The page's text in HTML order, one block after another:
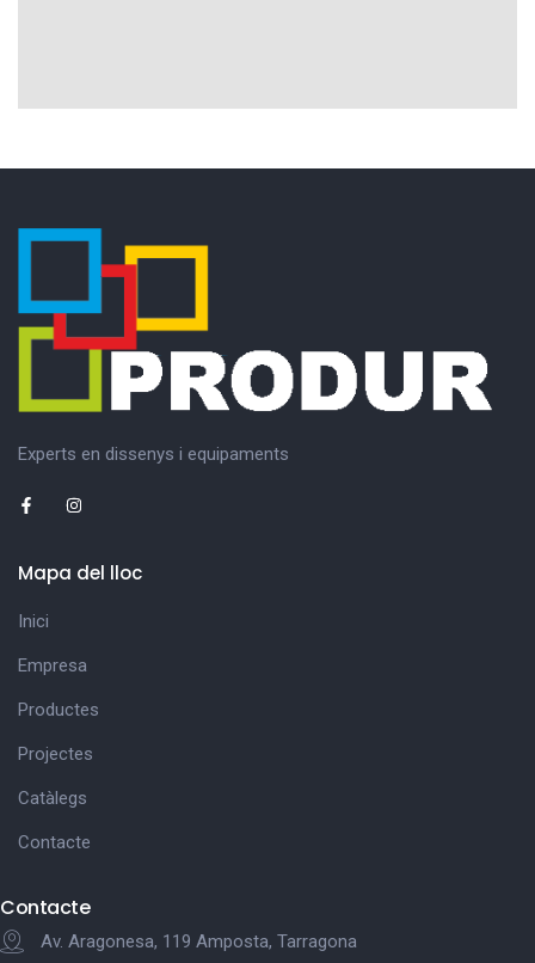
Experts en dissenys i equipaments
Mapa del lloc
Inici
Empresa
Productes
Projectes
Catàlegs
Contacte
Contacte
Av. Aragonesa, 119 Amposta, Tarragona